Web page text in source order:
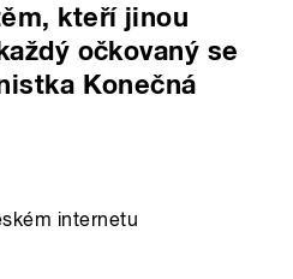
kteří jinou
očkovaný se
Konečná
internetu